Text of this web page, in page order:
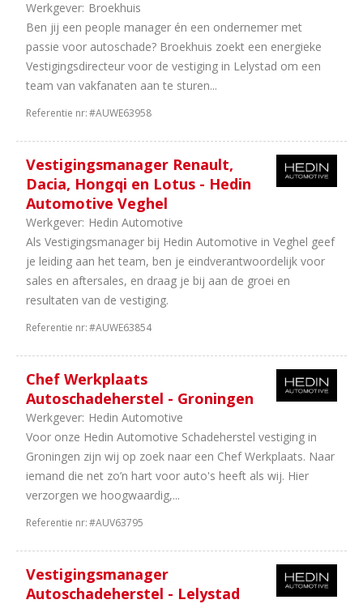
Consultancy
Importeurs
Finance
uren
uur
overleg
38
uur
36
uur
32
uur
Werkgever: Broekhuis
Ben jij een people manager én een ondernemer met
passie voor autoschade? Broekhuis zoekt een energieke
Vestigingsdirecteur voor de vestiging in Lelystad om een
team van vakfanaten aan te sturen...
Referentie nr:#AUWE63958
Vestigingsmanager Renault,
Dacia, Hongqi en Lotus - Hedin
Automotive Veghel
Werkgever: Hedin Automotive
Als Vestigingsmanager bij Hedin Automotive in Veghel geef
je leiding aan het team, ben je eindverantwoordelijk voor
sales en aftersales, en draag je bij aan de groei en
resultaten van de vestiging.
Referentie nr:#AUWE63854
Chef Werkplaats
Autoschadeherstel - Groningen
Werkgever: Hedin Automotive
Voor onze Hedin Automotive Schadeherstel vestiging in
Groningen zijn wij op zoek naar een Chef Werkplaats. Naar
iemand die net zo’n hart voor auto's heeft als wij. Hier
verzorgen we hoogwaardig,...
Referentie nr:#AUV63795
Vestigingsmanager
Autoschadeherstel - Lelystad